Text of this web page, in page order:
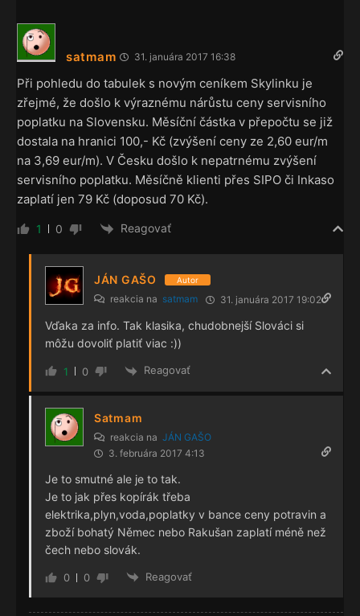
satmam 31. januára 2017 16:38
Při pohledu do tabulek s novým ceníkem Skylinku je
zřejmé, že došlo k výraznému nárůstu ceny servisního
poplatku na Slovensku. Měsíční částka v přepočtu se již
dostala na hranici 100,- Kč (zvýšení ceny ze 2,60 eur/m
na 3,69 eur/m). V Česku došlo k nepatrnému zvýšení
servisního poplatku. Měsíčně klienti přes SIPO či Inkaso
zaplatí jen 79 Kč (doposud 70 Kč).
1 0 Reagovať
JÁN GAŠO Autor
reakcia na satmam 31. januára 2017 19:02
Vďaka za info. Tak klasika, chudobnejší Slováci si
môžu dovoliť platiť viac :))
1 0 Reagovať
Satmam
reakcia na JÁN GAŠO
3. februára 2017 4:13
Je to smutné ale je to tak.
Je to jak přes kopírák třeba
elektrika,plyn,voda,poplatky v bance ceny potravin a
zboží bohatý Němec nebo Rakušan zaplatí méně než
čech nebo slovák.
0 0 Reagovať